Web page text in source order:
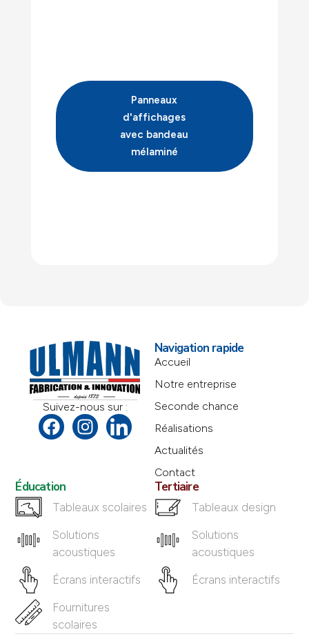
Panneaux
d'affichages
avec bandeau
mélaminé
Suivez-nous sur :
Navigation rapide
Accueil
Notre entreprise
Seconde chance
Réalisations
Actualités
Contact
Éducation
Tableaux scolaires
Solutions
acoustiques
Écrans interactifs
Fournitures
scolaires
Tertiaire
Tableaux design
Solutions
acoustiques
Écrans interactifs